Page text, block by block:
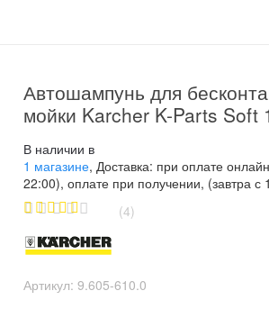
Автошампунь для
мойки Karcher K-Parts Soft
В наличии в
1 магазине, Доставка: при оплате
22:00), оплате при получении, (завтра с
5
(4)
Артикул: 9.605-610.0